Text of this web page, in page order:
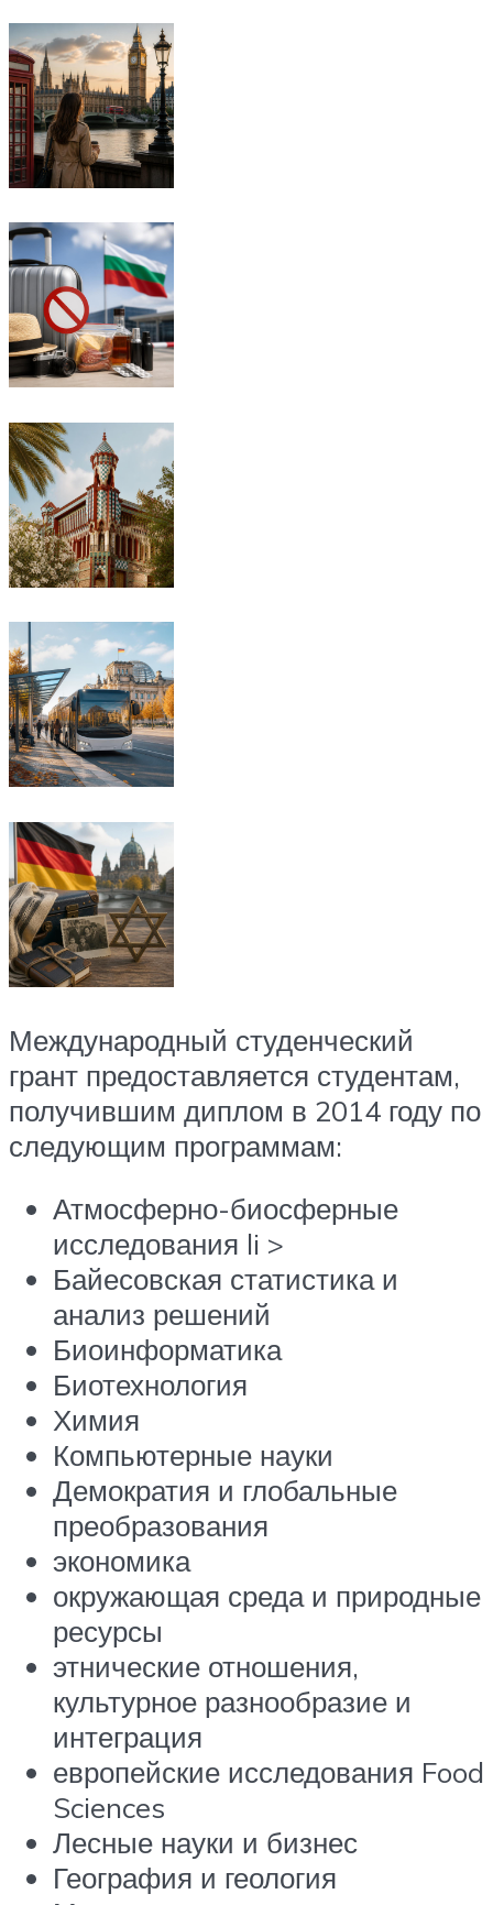
Международный студенческий
грант предоставляется студентам,
получившим диплом в 2014 году по
следующим программам:
Атмосферно-биосферные
исследования li >
Байесовская статистика и
анализ решений
Биоинформатика
Биотехнология
Химия
Компьютерные науки
Демократия и глобальные
преобразования
экономика
окружающая среда и природные
ресурсы
этнические отношения,
культурное разнообразие и
интеграция
европейские исследования Food
Sciences
Лесные науки и бизнес
География и геология